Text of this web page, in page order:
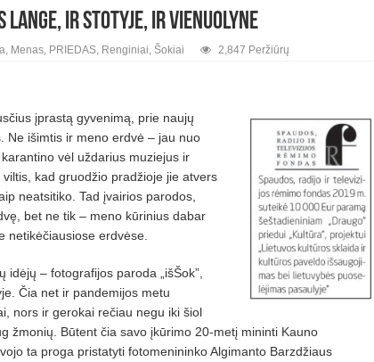
lange, ir stotyje, ir vienuolyne
Menas, PRIEDAS, Renginiai Šokiai 2,847 Peržiūrų
įprastą gyvenimą, prie naujų
Ne išimtis ir meno erdvė – jau nuo
vėl uždarius muziejus ir
kad gruodžio pradžioje jie atvers
neatsitiko. Tad įvairios parodos,
bet ne tik – meno kūrinius dabar
netikėčiausiose erdvėse.
– fotografijos paroda „išŠok”,
Čia net ir pandemijos metu
nors ir gerokai rečiau negu iki šiol
žmonių. Būtent čia savo įkūrimo 20-metį mininti Kauno
ta proga pristatyti fotomenininko Algimanto Barzdžiaus